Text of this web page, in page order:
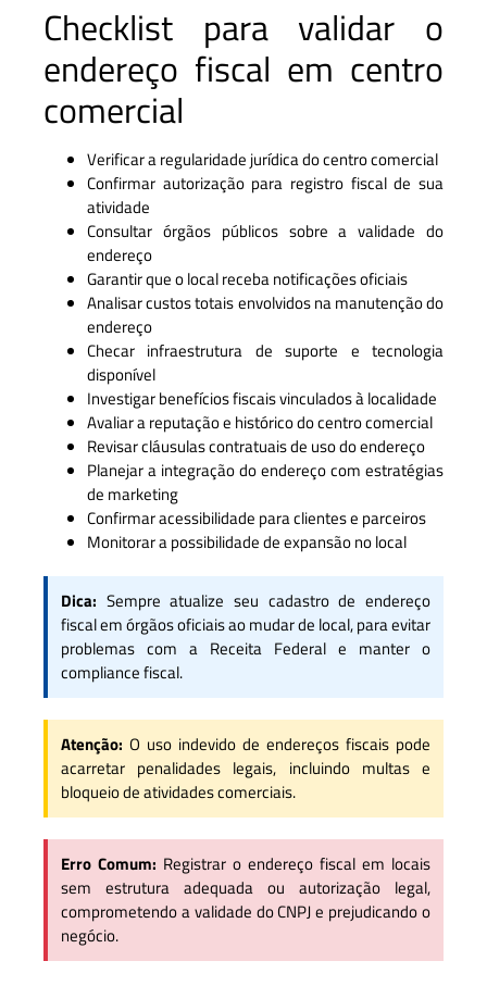
Checklist para validar o
endereço fiscal em centro
comercial
Verificar a regularidade jurídica do centro comercial
Confirmar autorização para registro fiscal de sua
atividade
Consultar órgãos públicos sobre a validade do
endereço
Garantir que o local receba notificações oficiais
Analisar custos totais envolvidos na manutenção do
endereço
Checar infraestrutura de suporte e tecnologia
disponível
Investigar benefícios fiscais vinculados à localidade
Avaliar a reputação e histórico do centro comercial
Revisar cláusulas contratuais de uso do endereço
Planejar a integração do endereço com estratégias
de marketing
Confirmar acessibilidade para clientes e parceiros
Monitorar a possibilidade de expansão no local
Dica: Sempre atualize seu cadastro de endereço
fiscal em órgãos oficiais ao mudar de local, para evitar
problemas com a Receita Federal e manter o
compliance fiscal.
Atenção: O uso indevido de endereços fiscais pode
acarretar penalidades legais, incluindo multas e
bloqueio de atividades comerciais.
Erro Comum: Registrar o endereço fiscal em locais
sem estrutura adequada ou autorização legal,
comprometendo a validade do CNPJ e prejudicando o
negócio.